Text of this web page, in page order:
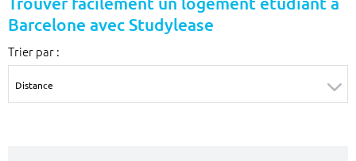
Budget min
€
Budget max
€
Surface min Surface max
Barcelone avec Studylease
Trier par :